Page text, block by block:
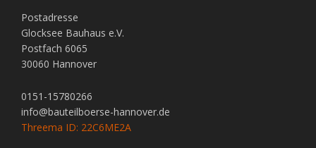
Postadresse
Glocksee Bauhaus e.V.
Postfach 6065
30060 Hannover
0151-15780266
info@bauteilboerse-hannover.de
Threema ID: 22C6ME2A